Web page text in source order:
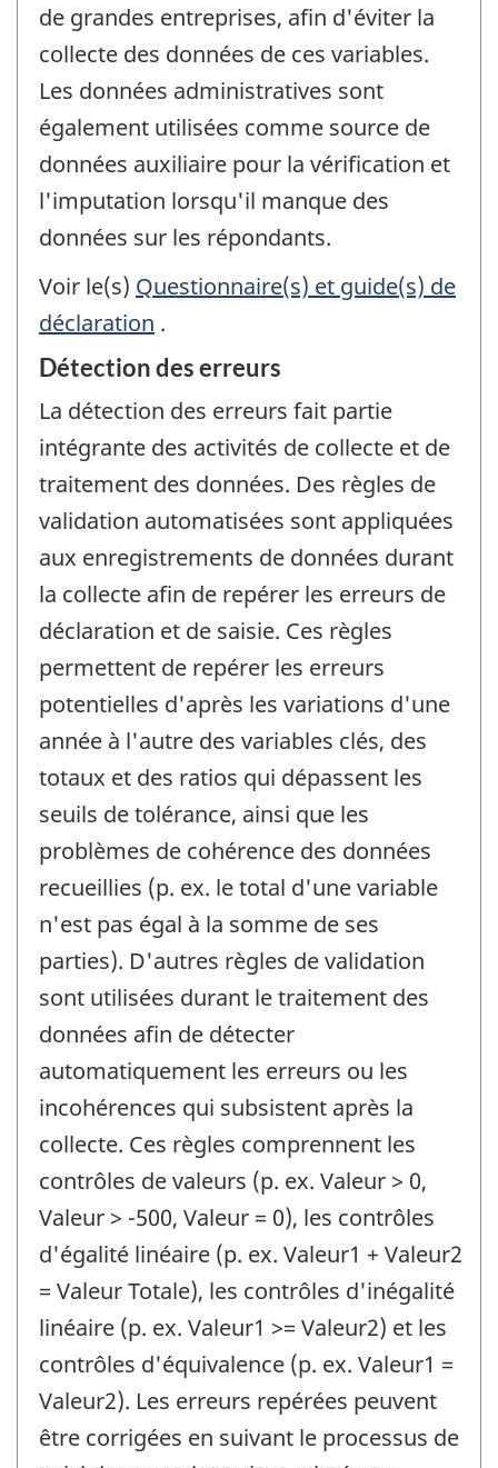
de grandes entreprises, afin d'éviter la
collecte des données de ces variables.
Les données administratives sont
également utilisées comme source de
données auxiliaire pour la vérification et
l'imputation lorsqu'il manque des
données sur les répondants.
Voir le(s) Questionnaire(s) et guide(s) de
déclaration .
Détection des erreurs
La détection des erreurs fait partie
intégrante des activités de collecte et de
traitement des données. Des règles de
validation automatisées sont appliquées
aux enregistrements de données durant
la collecte afin de repérer les erreurs de
déclaration et de saisie. Ces règles
permettent de repérer les erreurs
potentielles d'après les variations d'une
année à l'autre des variables clés, des
totaux et des ratios qui dépassent les
seuils de tolérance, ainsi que les
problèmes de cohérence des données
recueillies (p. ex. le total d'une variable
n'est pas égal à la somme de ses
parties). D'autres règles de validation
sont utilisées durant le traitement des
données afin de détecter
automatiquement les erreurs ou les
incohérences qui subsistent après la
collecte. Ces règles comprennent les
contrôles de valeurs (p. ex. Valeur > 0,
Valeur > -500, Valeur = 0), les contrôles
d'égalité linéaire (p. ex. Valeur1 + Valeur2
= Valeur Totale), les contrôles d'inégalité
linéaire (p. ex. Valeur1 >= Valeur2) et les
contrôles d'équivalence (p. ex. Valeur1 =
Valeur2). Les erreurs repérées peuvent
être corrigées en suivant le processus de